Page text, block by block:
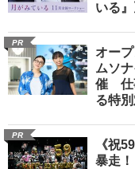
いる』
PR
オー
ムソ
催 仕
る特
PR
《祝
暴走